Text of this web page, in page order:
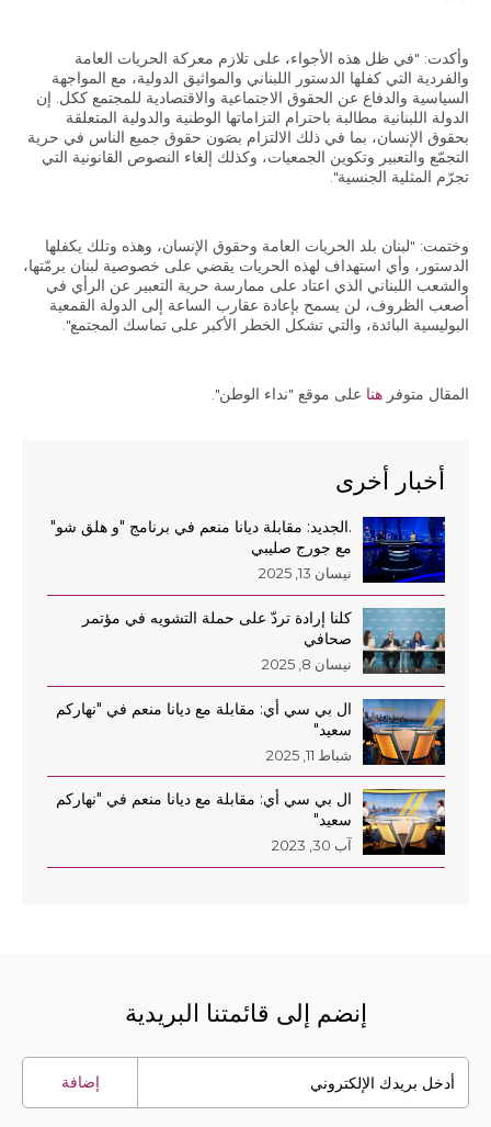
EN
وأكدت: "في ظل هذه الأجواء، على تلازم معركة الحريات العامة
والفردية التي كفلها الدستور اللبناني والمواثيق الدولية، مع المواجهة
السياسية والدفاع عن الحقوق الاجتماعية والاقتصادية للمجتمع ككل. إن
الدولة اللبنانية مطالبة باحترام التزاماتها الوطنية والدولية المتعلقة
بحقوق الإنسان، بما في ذلك الالتزام بصَون حقوق جميع الناس في حرية
التجمّع والتعبير وتكوين الجمعيات، وكذلك إلغاء النصوص القانونية التي
تجرّم المثلية الجنسية".
وختمت: "لبنان بلد الحريات العامة وحقوق الإنسان، وهذه وتلك يكفلها
الدستور، وأي استهداف لهذه الحريات يقضي على خصوصية لبنان برمّتها،
والشعب اللبناني الذي اعتاد على ممارسة حرية التعبير عن الرأي في
أصعب الظروف، لن يسمح بإعادة عقارب الساعة إلى الدولة القمعية
البوليسية البائدة، والتي تشكل الخطر الأكبر على تماسك المجتمع".
المقال متوفر هنا على موقع "نداء الوطن".
أخبار أخرى
.الجديد: مقابلة ديانا منعم في برنامج "و هلق شو"
مع جورج صليبي
نيسان 13, 2025
كلنا إرادة تردّ على حملة التشويه في مؤتمر
صحافي
نيسان 8, 2025
ال بي سي أي: مقابلة مع ديانا منعم في "نهاركم
سعيد"
شباط 11, 2025
ال بي سي أي: مقابلة مع ديانا منعم في "نهاركم
سعيد"
آب 30, 2023
إنضم إلى قائمتنا البريدية
إضافة